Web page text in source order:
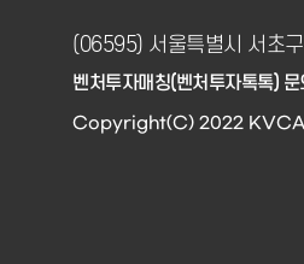
(06595) 서울특별시 서초
벤처투자매칭(벤처투자톡톡) 문
Copyright(C) 2022